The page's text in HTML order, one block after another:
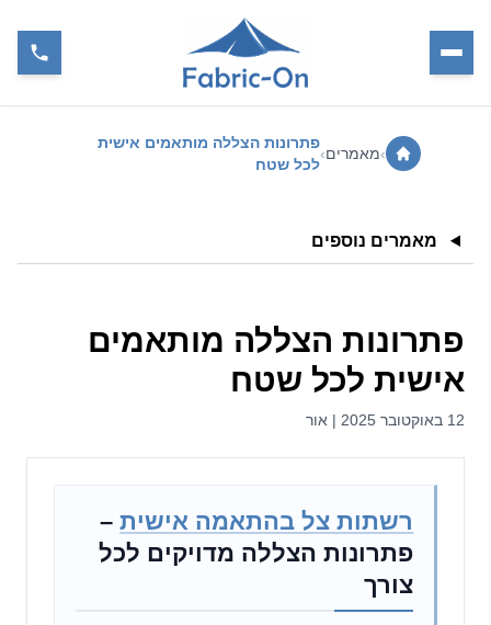
›מאמרים›
פתרונות הצללה מותאמים אישית
לכל שטח
מאמרים נוספים
פתרונות הצללה מותאמים
אישית לכל שטח
12 באוקטובר 2025 | אור
רשתות צל בהתאמה אישית–
פתרונות הצללה מדויקים לכל
צורך